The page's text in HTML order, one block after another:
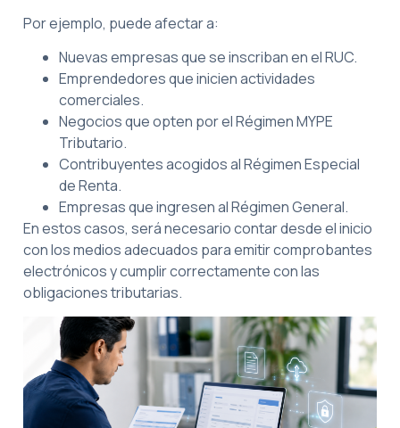
Por ejemplo, puede afectar a:
Nuevas empresas que se inscriban en el RUC.
Emprendedores que inicien actividades
comerciales.
Negocios que opten por el Régimen MYPE
Tributario.
Contribuyentes acogidos al Régimen Especial
de Renta.
Empresas que ingresen al Régimen General.
En estos casos, será necesario contar desde el inicio
con los medios adecuados para emitir comprobantes
electrónicos y cumplir correctamente con las
obligaciones tributarias.